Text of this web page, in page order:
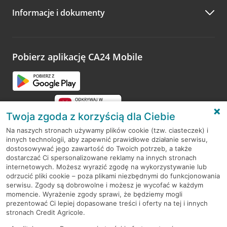
Zachęcamy do podzielenia się z nami opinią o wizycie.
opinie.
Informacje i dokumenty
Pobierz aplikację CA24 Mobile
RODO
Regulamin serwisu
Mapa serwisu
PolitykaCookies
Twoja zgoda z korzyścią dla Ciebie
Na naszych stronach używamy plików cookie (tzw. ciasteczek) i
innych technologii, aby zapewnić prawidłowe działanie serwisu,
dostosowywać jego zawartość do Twoich potrzeb, a także
dostarczać Ci spersonalizowane reklamy na innych stronach
internetowych. Możesz wyrazić zgodę na wykorzystywanie lub
odrzucić pliki cookie – poza plikami niezbędnymi do funkcjonowania
serwisu. Zgody są dobrowolne i możesz je wycofać w każdym
momencie. Wyrażenie zgody sprawi, że będziemy mogli
prezentować Ci lepiej dopasowane treści i oferty na tej i innych
stronach Credit Agricole.